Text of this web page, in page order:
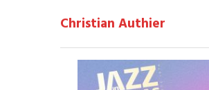
Christian Authier